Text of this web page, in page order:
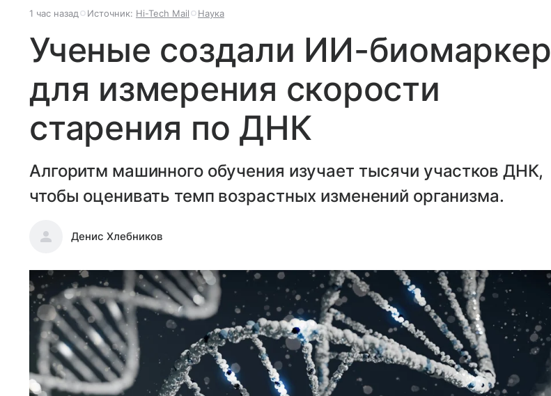
1 час назад Источник: Hi-Tech Mail Наука
Ученые создали ИИ-биомаркер
для измерения скорости
старения по ДНК
Алгоритм машинного обучения изучает тысячи участков ДНК,
чтобы оценивать темп возрастных изменений организма.
Денис Хлебников